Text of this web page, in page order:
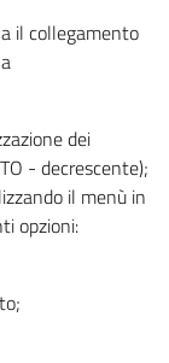
il collegamento
dei
- decrescente);
il menù in
opzioni: